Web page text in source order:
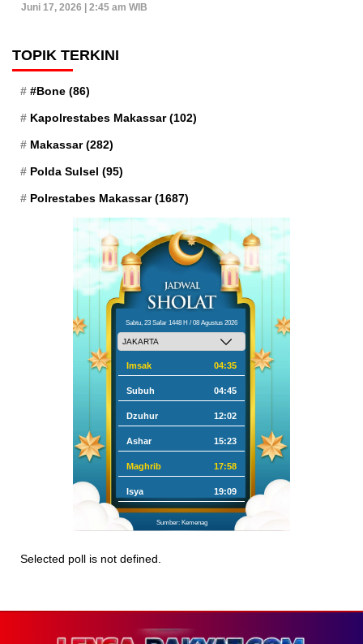
Juni 17, 2026 | 2:45 am WIB
TOPIK TERKINI
#Bone (86)
Kapolrestabes Makassar(102)
Makassar(282)
Polda Sulsel (95)
Polrestabes Makassar(1687)
Sabtu, 23 Safar 1448 H / 08 Agustus 2026
Imsak 04:35
Subuh 04:45
Dzuhur 12:02
Ashar 15:23
Maghrib 17:58
Isya 19:09
Sumber: Kemenag
Selected poll is not defined.